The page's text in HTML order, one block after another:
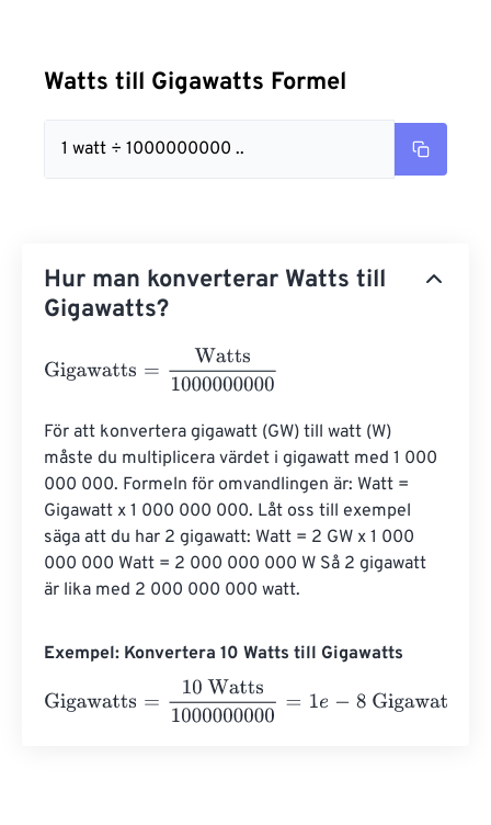
Watts till Gigawatts Formel
1 watt ÷ 1000000000 ..
Hur man konverterar Watts till
Gigawatts?
Gigawatts = 1000000000
För att konvertera gigawatt (GW) till watt (W)
måste du multiplicera värdet i gigawatt med 1 000
000 000. Formeln för omvandlingen är: Watt =
Gigawatt x 1 000 000 000. Låt oss till exempel
säga att du har 2 gigawatt: Watt = 2 GW x 1 000
000 000 Watt = 2 000 000 000 W Så 2 gigawatt
är lika med 2 000 000 000 watt.
Exempel: Konvertera 10 Watts till Gigawatts
Gigawatts = 10 Watts1000000000 = Gigawatts